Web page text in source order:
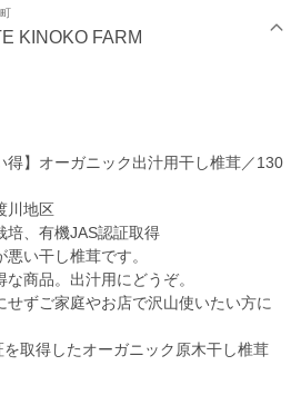
KINOKO FARM
得】オーガニック出汁用干し椎茸／130
川地区
培、有機JAS認証取得
い干し椎茸です。
。出汁用にどうぞ。
庭やお店で沢山使いたい方に
たオーガニック原木干し椎茸